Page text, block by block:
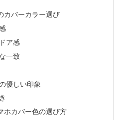
カバーカラー選び
ア感
一致
優しい印象
ホカバー色の選び方